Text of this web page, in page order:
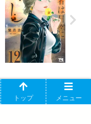
トップ メニュー